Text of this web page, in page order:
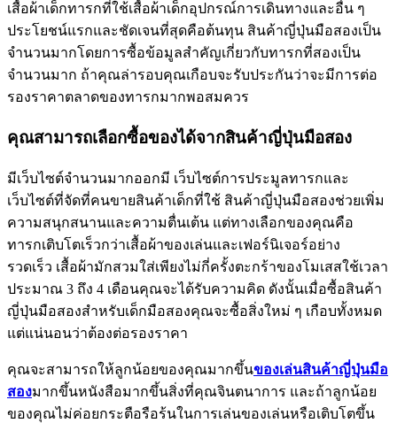
เสื้อผ้าเด็กทารกที่ใช้เสื้อผ้าเด็กอุปกรณ์การเดินทางและอื่น ๆ
ประโยชน์แรกและชัดเจนที่สุดคือต้นทุน สินค้าญี่ปุ่นมือสองเป็น
จำนวนมากโดยการซื้อข้อมูลสำคัญเกี่ยวกับทารกที่สองเป็น
จำนวนมาก ถ้าคุณล่ารอบคุณเกือบจะรับประกันว่าจะมีการต่อ
รองราคาตลาดของทารกมากพอสมควร
คุณสามารถเลือกซื้อของได้จากสินค้าญี่ปุ่นมือสอง
มีเว็บไซต์จำนวนมากออกมี เว็บไซต์การประมูลทารกและ
เว็บไซต์ที่จัดที่คนขายสินค้าเด็กที่ใช้ สินค้าญี่ปุ่นมือสองช่วยเพิ่ม
ความสนุกสนานและความตื่นเต้น แต่ทางเลือกของคุณคือ
ทารกเติบโตเร็วกว่าเสื้อผ้าของเล่นและเฟอร์นิเจอร์อย่าง
รวดเร็ว เสื้อผ้ามักสวมใส่เพียงไม่กี่ครั้งตะกร้าของโมเสสใช้เวลา
ประมาณ 3 ถึง 4 เดือนคุณจะได้รับความคิด ดังนั้นเมื่อซื้อสินค้า
ญี่ปุ่นมือสองสำหรับเด็กมือสองคุณจะซื้อสิ่งใหม่ ๆ เกือบทั้งหมด
แต่แน่นอนว่าต้องต่อรองราคา
คุณจะสามารถให้ลูกน้อยของคุณมากขึ้นของเล่นสินค้าญี่ปุ่นมือ
สองมากขึ้นหนังสือมากขึ้นสิ่งที่คุณจินตนาการ และถ้าลูกน้อย
ของคุณไม่ค่อยกระตือรือร้นในการเล่นของเล่นหรือเติบโตขึ้น